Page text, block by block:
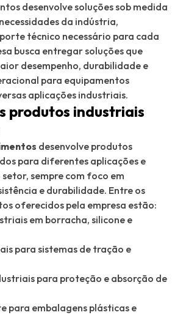
desenvolve soluções sob medida
da indústria,
técnico necessário para cada
busca entregar soluções que
desempenho, durabilidade e
para equipamentos
aplicações industriais.
produtos industriais
desenvolve produtos
para diferentes aplicações e
setor, sempre com foco em
e durabilidade. Entre os
oferecidos pela empresa estão:
em borracha, silicone e
para sistemas de tração e
para proteção e absorção de
para embalagens plásticas e